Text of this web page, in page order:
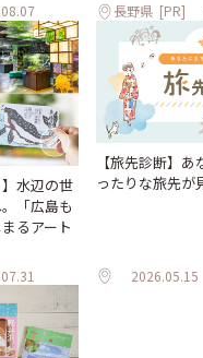
長野県 [PR]
】水辺の世
「広島も
るアート
【旅先診断】
ったりな旅先が
2026.05.15